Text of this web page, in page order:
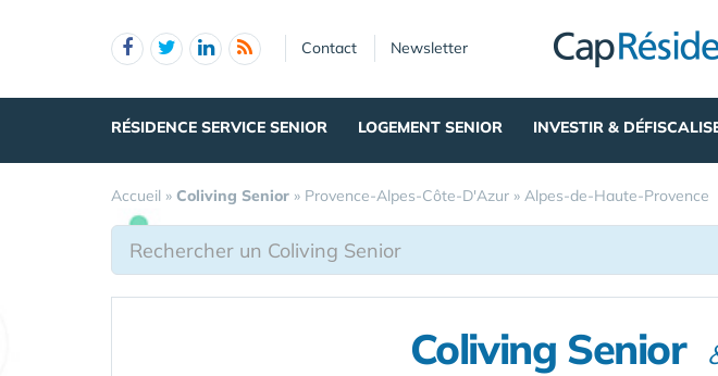
Contact Newsletter
RÉSIDENCE SERVICE SENIOR LOGEMENT SENIOR INVESTIR &
Accueil » Coliving Senior » Provence-Alpes-Côte-D'Azur » Alpes-de-Haute-Provence
Coliving Senior